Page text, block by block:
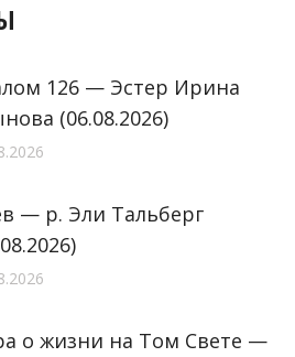
126 — Эстер Ирина
(06.08.2026)
— р. Эли Тальберг
о жизни на Том Свете —